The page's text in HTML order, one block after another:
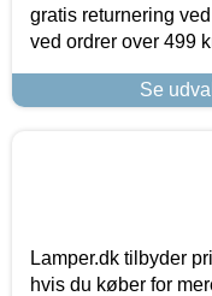
gratis returnering
ved ordrer over 499
Se
Lamper.dk tilbyder
hvis du køber for